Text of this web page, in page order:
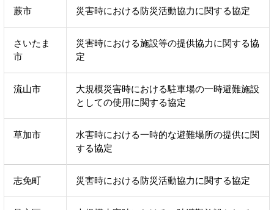
蕨市 災害時における防災活動協力に関する協定
さいたま
市
災害時における施設等の提供協力に関する協
定
流山市
大規模災害時における駐車場の一時避難施設
としての使用に関する協定
草加市
水害時における一時的な避難場所の提供に関
する協定
志免町 災害時における防災活動協力に関する協定